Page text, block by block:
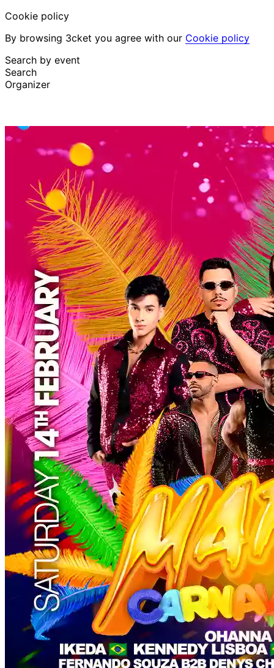
Cookie policy
By browsing 3cket you agree with our Cookie policy
Search by event
Search
Organizer
English
Attendee supportI lost my ticket
LoginPromote event